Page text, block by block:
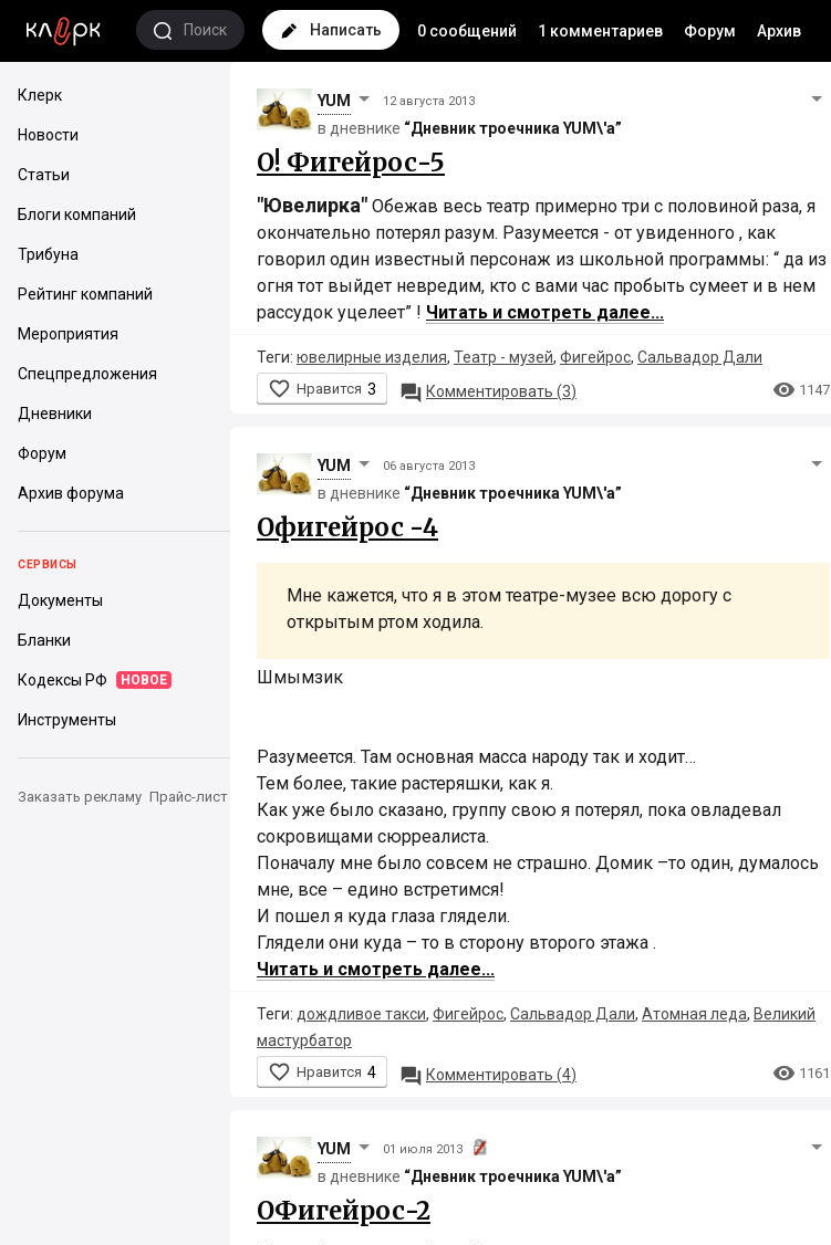
Поиск Написать 0 сообщений 1 комментариев Форум Архив
Клерк
Новости
Статьи
Блоги компаний
Трибуна
Рейтинг компаний
Мероприятия
Спецпредложения
Дневники
Форум
Архив форума
СЕРВИСЫ
Документы
Бланки
Кодексы РФ НОВОЕ
Инструменты
Заказать рекламу Прайс-лист
YUM 12 августа 2013
в дневнике “Дневник троечника YUM\'а”
О! Фигейрос-5
"Ювелирка" Обежав весь театр примерно три с половиной раза, я
окончательно потерял разум. Разумеется - от увиденного , как
говорил один известный персонаж из школьной программы: “ да из
огня тот выйдет невредим, кто с вами час пробыть сумеет и в нем
рассудок уцелеет” ! Читать и смотреть далее...
Теги: ювелирные изделия, Театр - музей, Фигейрос, Сальвадор Дали
 Нравится 3  Комментировать (3)  1147
YUM 06 августа 2013
в дневнике “Дневник троечника YUM\'а”
Офигейрос -4
Мне кажется, что я в этом театре-музее всю дорогу с
открытым ртом ходила.
Шмымзик
Разумеется. Там основная масса народу так и ходит…
Тем более, такие растеряшки, как я.
Как уже было сказано, группу свою я потерял, пока овладевал
сокровищами сюрреалиста.
Поначалу мне было совсем не страшно. Домик –то один, думалось
мне, все – едино встретимся!
И пошел я куда глаза глядели.
Глядели они куда – то в сторону второго этажа .
Читать и смотреть далее...
Теги: дождливое такси, Фигейрос, Сальвадор Дали, Атомная леда, Великий
мастурбатор
 Нравится 4  Комментировать (4)  1161
YUM 01 июля 2013
в дневнике “Дневник троечника YUM\'а”
ОФигейрос-2